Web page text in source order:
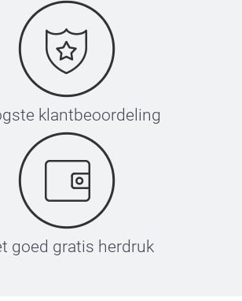
klantbeoordeling
goed gratis herdruk